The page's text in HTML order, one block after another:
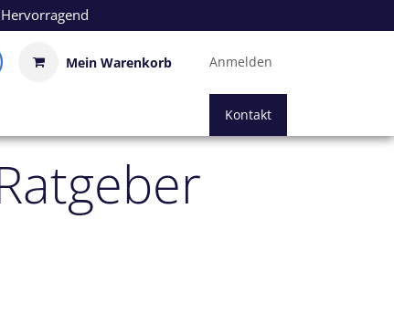
Mein Warenkorb Anmelden
Kontakt